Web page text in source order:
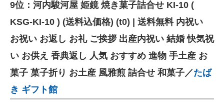
9位：河内駿河屋 姫鏡 焼き菓子詰合せ KI-10 (
KSG-KI-10 ) (送料込価格) (t0) | 送料無料 内祝い
お祝い お返し お礼 ご挨拶 出産内祝い 結婚 快気祝
い お供え 香典返し 人気 おすすめ 進物 手土産 お
菓子 菓子折り お土産 風雅煎 詰合せ 和菓子／たば
き ギフト館